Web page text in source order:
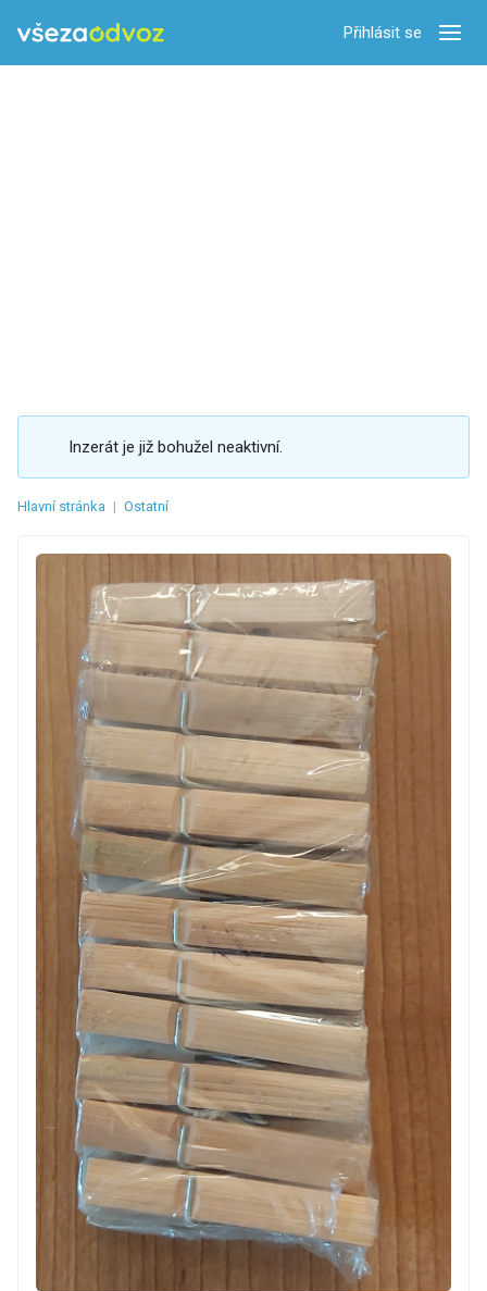
Přihlásit se
Inzerát je již bohužel neaktivní.
Hlavní stránka | Ostatní